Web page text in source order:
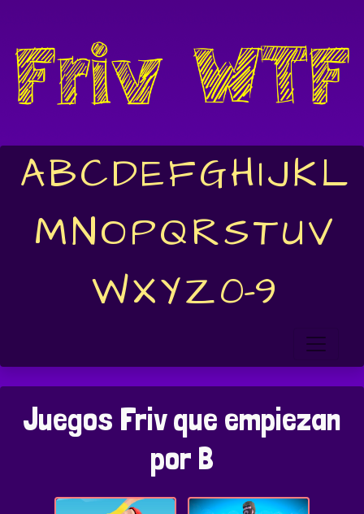
ABCDEFGHIJKL
MNOPQRSTUV
WXYZ0-9
Juegos Friv que empiezan
por B